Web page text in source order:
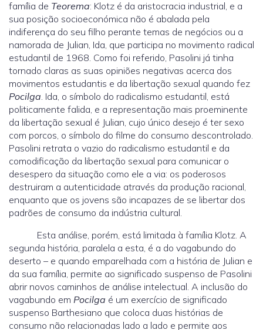
família de Teorema: Klotz é da aristocracia industrial, e a
sua posição socioeconómica não é abalada pela
indiferença do seu filho perante temas de negócios ou a
namorada de Julian, Ida, que participa no movimento radical
estudantil de 1968. Como foi referido, Pasolini já tinha
tornado claras as suas opiniões negativas acerca dos
movimentos estudantis e da libertação sexual quando fez
Pocilga. Ida, o símbolo do radicalismo estudantil, está
politicamente falida, e a representação mais proeminente
da libertação sexual é Julian, cujo único desejo é ter sexo
com porcos, o símbolo do filme do consumo descontrolado.
Pasolini retrata o vazio do radicalismo estudantil e da
comodificação da libertação sexual para comunicar o
desespero da situação como ele a via: os poderosos
destruiram a autenticidade através da produção racional,
enquanto que os jovens são incapazes de se libertar dos
padrões de consumo da indústria cultural.
Esta análise, porém, está limitada à família Klotz. A
segunda história, paralela a esta, é a do vagabundo do
deserto – e quando emparelhada com a história de Julian e
da sua família, permite ao significado suspenso de Pasolini
abrir novos caminhos de análise intelectual. A inclusão do
vagabundo em Pocilga é um exercício de significado
suspenso Barthesiano que coloca duas histórias de
consumo não relacionadas lado a lado e permite aos